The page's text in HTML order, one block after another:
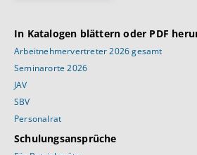
In Katalogen blättern oder PDF
Arbeitnehmervertreter 2026 gesamt
Seminarorte 2026
JAV
SBV
Personalrat
Schulungsansprüche